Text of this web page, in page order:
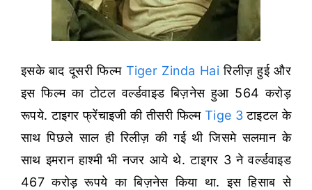
इसके बाद दूसरी फिल्म Tiger Zinda Hai रिलीज़ हुई और
इस फिल्म का टोटल वर्ल्डवाइड बिज़नेस हुआ 564 करोड़
रूपये. टाइगर फ्रेंचाइजी की तीसरी फिल्म Tige 3टाइटल के
साथ पिछले साल ही रिलीज़ की गई थी जिसमे सलमान के
साथ इमरान हाश्मी भी नजर आये थे. टाइगर 3 ने वर्ल्डवाइड
467 करोड़ रूपये का बिज़नेस किया था. इस हिसाब से